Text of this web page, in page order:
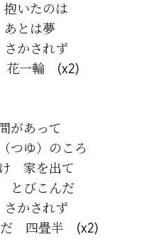
抱いたのは
あとは夢
さかされず
花一輪　(x2)
があって
つゆ）のころ
　家を出て
とびこんだ
さかされず
　四畳半　(x2)